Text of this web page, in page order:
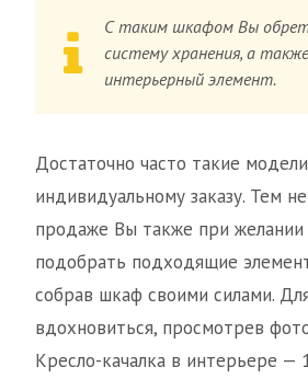
С таким шкафом Вы
систему хранения, а
интерьерный элемент.
Достаточно часто такие
индивидуальному заказу. Тем
продаже Вы также при
подобрать подходящие
собрав шкаф своими силами.
вдохновиться, просмотрев
Кресло-качалка в интерьере —